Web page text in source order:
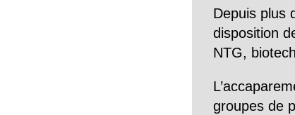
Depuis plus
disposition
NTG,
groupes de